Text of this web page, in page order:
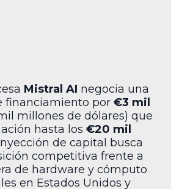
Mistral AI negocia una
financiamiento por €3 mil
millones de dólares) que
hasta los €20 mil
de capital busca
competitiva frente a
de hardware y cómputo
en Estados Unidos y